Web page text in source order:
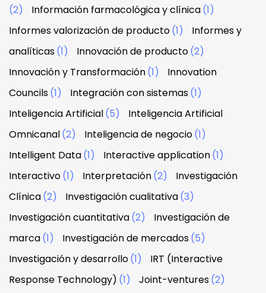
(2)
Información farmacológica y clínica(1)
Informes valorización de producto(1)
Informes y
analíticas(1) Innovación de producto(2)
Innovación y Transformación(1)
Innovation
Councils(1) Integración con sistemas(1)
Inteligencia Artificial(5)
Inteligencia Artificial
Omnicanal(2) Inteligencia de negocio(1)
Intelligent Data(1) Interactive application(1)
Interactivo(1) Interpretación(2)
Investigación
Clínica(2) Investigación cualitativa(3)
Investigación cuantitativa(2)
Investigación de
marca(1) Investigación de mercados(5)
Investigación y desarrollo(1)
IRT (Interactive
Response Technology) (1) Joint-ventures(2)